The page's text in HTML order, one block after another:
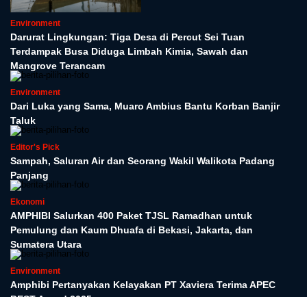
Environment
Darurat Lingkungan: Tiga Desa di Percut Sei Tuan
Terdampak Busa Diduga Limbah Kimia, Sawah dan
Mangrove Terancam
Environment
Dari Luka yang Sama, Muaro Ambius Bantu Korban Banjir
Taluk
Editor's Pick
Sampah, Saluran Air dan Seorang Wakil Walikota Padang
Panjang
Ekonomi
AMPHIBI Salurkan 400 Paket TJSL Ramadhan untuk
Pemulung dan Kaum Dhuafa di Bekasi, Jakarta, dan
Sumatera Utara
Environment
Amphibi Pertanyakan Kelayakan PT Xaviera Terima APEC